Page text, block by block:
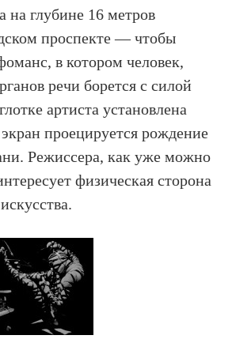
на глубине 16 метров
проспекте — чтобы
в котором человек,
речи борется с силой
артиста установлена
проецируется рождение
Режиссера, как уже можно
физическая сторона